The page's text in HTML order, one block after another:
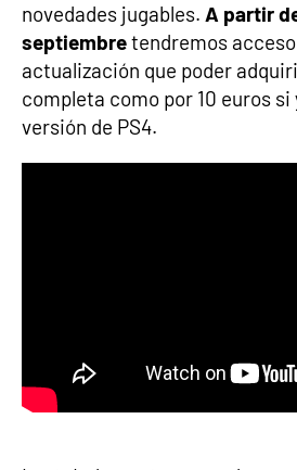
novedades jugables. A partir
septiembretendremos
actualización que poder
completa como por 10 euros si
versión de PS4.